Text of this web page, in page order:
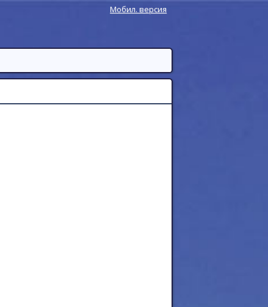
Мобил. версия